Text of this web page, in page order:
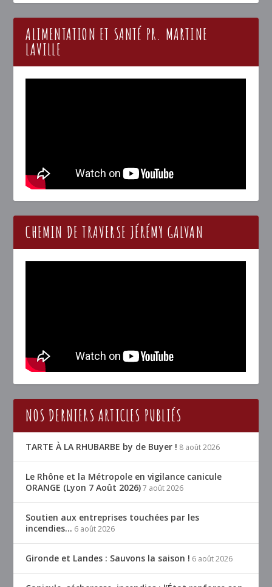
ALIMENTATION ET SANTÉ PR. MARTINE
LAVILLE
CHEMIN DE TRAVERSE JÉRÉMY GALVAN
NOS DERNIERS ARTICLES PUBLIÉS
TARTE À LA RHUBARBE by de Buyer ! 8 août 2026
Le Rhône et la Métropole en vigilance canicule
ORANGE (Lyon 7 Août 2026) 7 août 2026
Soutien aux entreprises touchées par les
incendies… 6 août 2026
Gironde et Landes : Sauvons la saison ! 6 août 2026